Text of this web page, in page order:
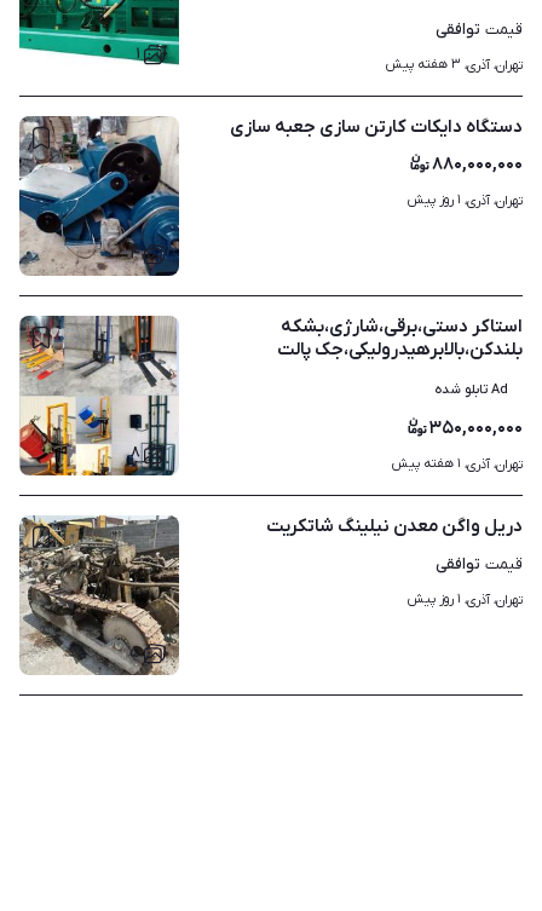
۱
قیمت توافقی
تهران، آذری، ۳ هفته پیش
۴
دستگاه دایکات کارتن سازی جعبه سازی
۸۸۰,۰۰۰,۰۰۰
تهران، آذری، ۱ روز پیش
۸
استاکر دستی،برقی،شارژی،بشکه
بلندکن،بالابرهیدرولیکی،جک پالت
Ad تابلو شده
۳۵۰,۰۰۰,۰۰۰
تهران، آذری، ۱ هفته پیش
۵
دریل واگن معدن نیلینگ شاتکریت
قیمت توافقی
تهران، آذری، ۱ روز پیش